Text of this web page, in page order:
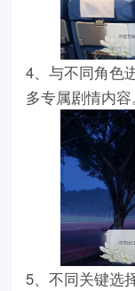
4、与不同角色
多专属剧情内容
5、不同关键选